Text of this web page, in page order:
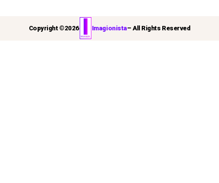
Copyright ©2026 Imagionista– All Rights Reserved